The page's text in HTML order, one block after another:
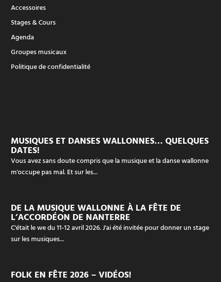
Accessoires
Stages & Cours
Agenda
Groupes musicaux
Politique de confidentialité
MUSIQUES ET DANSES WALLONNES… QUELQUES
DATES!
Vous avez sans doute compris que la musique et la danse wallonne
m'occupe pas mal. Et sur les...
DE LA MUSIQUE WALLONNE À LA FÊTE DE
L’ACCORDÉON DE NANTERRE
C'était le we du 11-12 avril 2026. J'ai été invitée pour donner un stage
sur les musiques...
FOLK EN FÊTE 2026 – VIDÉOS!